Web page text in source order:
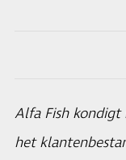
Alfa Fish
het